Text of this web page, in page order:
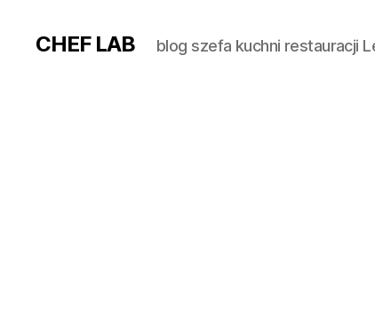
CHEF LAB blog szefa kuchni restauracji